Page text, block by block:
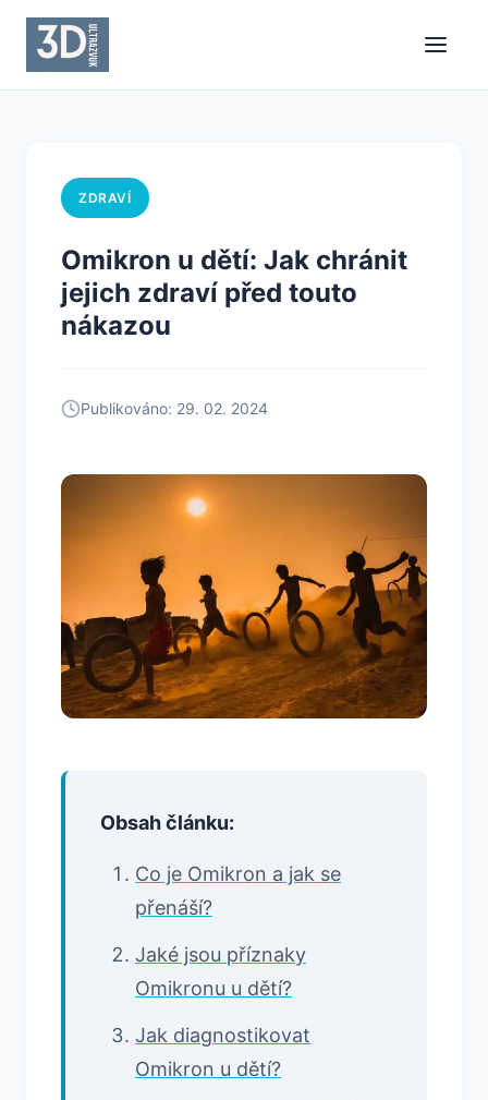
ZDRAVÍ
Omikron u dětí: Jak chránit
jejich zdraví před touto
nákazou
Publikováno: 29. 02. 2024
Obsah článku:
Co je Omikron a jak se
přenáší?
Jaké jsou příznaky
Omikronu u dětí?
Jak diagnostikovat
Omikron u dětí?